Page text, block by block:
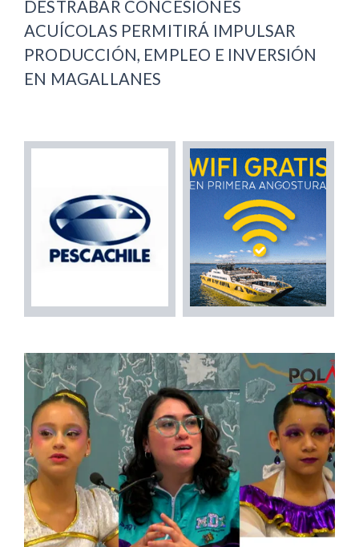
DESTRABAR CONCESIONES
ACUÍCOLAS PERMITIRÁ IMPULSAR
PRODUCCIÓN, EMPLEO E INVERSIÓN
EN MAGALLANES